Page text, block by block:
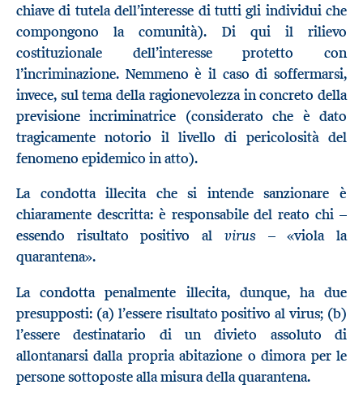
chiave di tutela dell’interesse di tutti gli individui che
compongono la comunità). Di qui il rilievo
costituzionale dell’interesse protetto con
l’incriminazione. Nemmeno è il caso di soffermarsi,
invece, sul tema della ragionevolezza in concreto della
previsione incriminatrice (considerato che è dato
tragicamente notorio il livello di pericolosità del
fenomeno epidemico in atto).
La condotta illecita che si intende sanzionare è
chiaramente descritta: è responsabile del reato chi –
essendo risultato positivo al virus –«viola la
quarantena».
La condotta penalmente illecita, dunque, ha due
presupposti: (a) l’essere risultato positivo al virus; (b)
l’essere destinatario di un divieto assoluto di
allontanarsi dalla propria abitazione o dimora per le
persone sottoposte alla misura della quarantena.